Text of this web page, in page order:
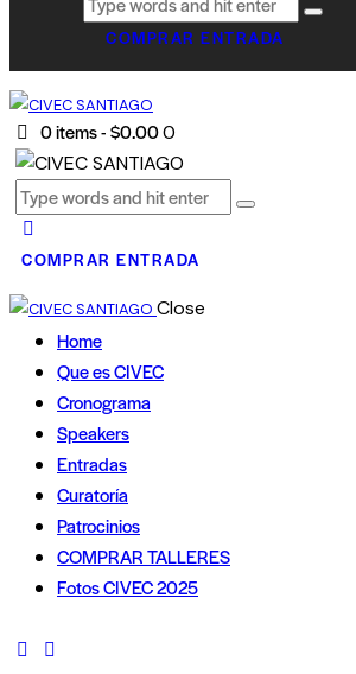
COMPRAR ENTRADA
0 items- $0.000
COMPRAR ENTRADA
Close
Home
Que es CIVEC
Cronograma
Speakers
Entradas
Curatoría
Patrocinios
COMPRAR TALLERES
Fotos CIVEC 2025
instagram
whatsapp